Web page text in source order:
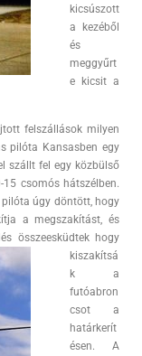
kicsúszott
a kezéből
és
meggyűrt
e kicsit a
felszállások milyen
pilóta Kansasben egy
szállt fel egy közbülső
csomós hátszélben.
pilóta úgy döntött, hogy
a megszakítást, és
összeesküdtek hogy
kiszakítsá
k a
futóabron
csot a
határkerít
ésen. A